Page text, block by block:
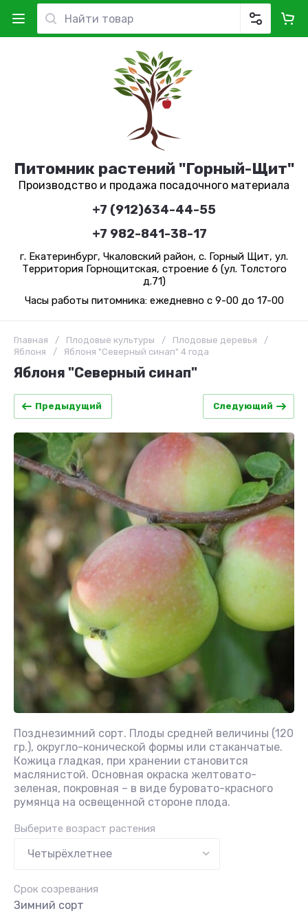
Питомник растений "Горный-Щит"
Производство и продажа посадочного материала
+7 (912)634-44-55
+7 982-841-38-17
г. Екатеринбург, Чкаловский район, с. Горный Щит, ул.
Территория Горнощитская, строение 6 (ул. Толстого
д.71)
Часы работы питомника: ежедневно с 9-00 до 17-00
Главная / Плодовые культуры / Плодовые деревья
/
Яблоня
/ Яблоня "Северный синап" 4 года
Яблоня "Северный синап"
Предыдущий Следующий
Позднезимний сорт. Плоды средней величины (120
гр.), округло-конической формы или стаканчатые.
Кожица гладкая, при хранении становится
маслянистой. Основная окраска желтовато-
зеленая, покровная – в виде буровато-красного
румянца на освещен­ной стороне плода.
Выберите возраст растения
Срок созревания
Зимний сорт